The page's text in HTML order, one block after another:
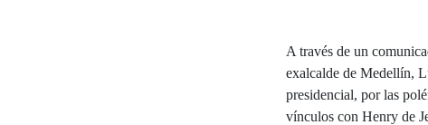
A través de un
exalcalde de Medellín,
presidencial, por las
vínculos con Henry de